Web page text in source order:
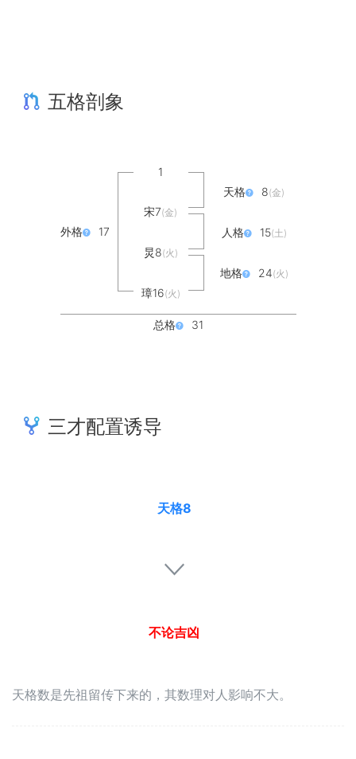
五格剖象
外格 17
1
宋7(金)
炅8(火)
璋16(火)
天格 8(金)
人格 15(土)
地格 24(火)
总格 31
三才配置诱导
天格8
不论吉凶
天格数是先祖留传下来的，其数理对人影响不大。